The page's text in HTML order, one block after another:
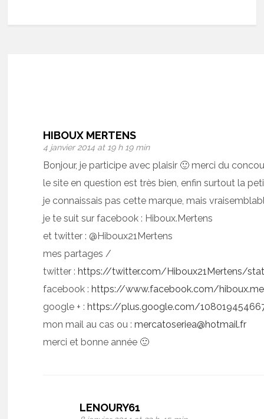
HIBOUX MERTENS
4 janvier 2014 at 19 h 19 min
Bonjour, je participe avec plaisir 🙂 merci du
le site en question est très bien, enfin surtout la
je connaissais pas cette marque, mais
je te suit sur facebook : Hiboux.Mertens
et twitter : @Hiboux21Mertens
mes partages /
twitter :https://twitter.com/Hiboux21Mertens/
facebook :https://www.facebook.com/
google + :https://plus.google.com/
mon mail au cas ou :mercatoseriea@hotmail.fr
merci et bonne année 🙂
LENOURY61